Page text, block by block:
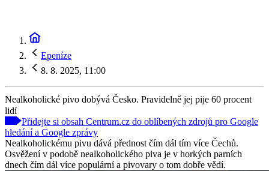
Epeníze
8. 8. 2025, 11:00
Nealkoholické pivo dobývá Česko. Pravidelně jej pije 60 procent
lidí
Přidejte si obsah Centrum.cz do oblíbených zdrojů pro Google
hledání a Google zprávy
Nealkoholickému pivu dává přednost čím dál tím více Čechů.
Osvěžení v podobě nealkoholického piva je v horkých parních
dnech čím dál více populární a pivovary o tom dobře vědí.